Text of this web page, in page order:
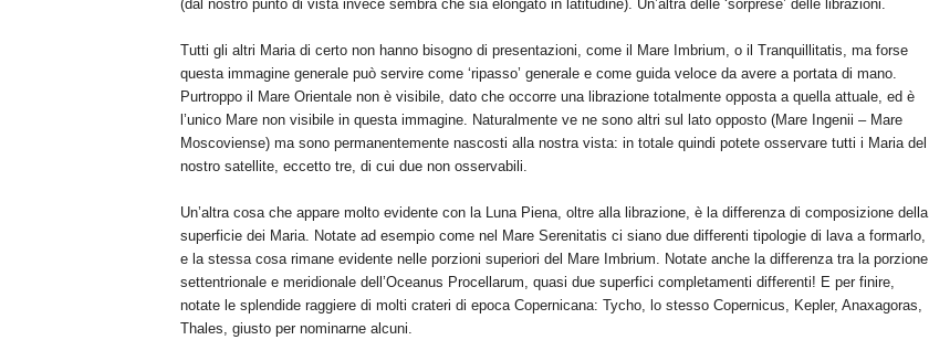
(dal nostro punto di vista invece sembra che sia elongato in latitudine). Un’altra delle ‘sorprese’ delle librazioni.
Tutti gli altri Maria di certo non hanno bisogno di presentazioni, come il Mare Imbrium, o il Tranquillitatis, ma forse
questa immagine generale può servire come ‘ripasso’ generale e come guida veloce da avere a portata di mano.
Purtroppo il Mare Orientale non è visibile, dato che occorre una librazione totalmente opposta a quella attuale, ed è
l’unico Mare non visibile in questa immagine. Naturalmente ve ne sono altri sul lato opposto (Mare Ingenii – Mare
Moscoviense) ma sono permanentemente nascosti alla nostra vista: in totale quindi potete osservare tutti i Maria del
nostro satellite, eccetto tre, di cui due non osservabili.
Un’altra cosa che appare molto evidente con la Luna Piena, oltre alla librazione, è la differenza di composizione della
superficie dei Maria. Notate ad esempio come nel Mare Serenitatis ci siano due differenti tipologie di lava a formarlo,
e la stessa cosa rimane evidente nelle porzioni superiori del Mare Imbrium. Notate anche la differenza tra la porzione
settentrionale e meridionale dell’Oceanus Procellarum, quasi due superfici completamenti differenti! E per finire,
notate le splendide raggiere di molti crateri di epoca Copernicana: Tycho, lo stesso Copernicus, Kepler, Anaxagoras,
Thales, giusto per nominarne alcuni.